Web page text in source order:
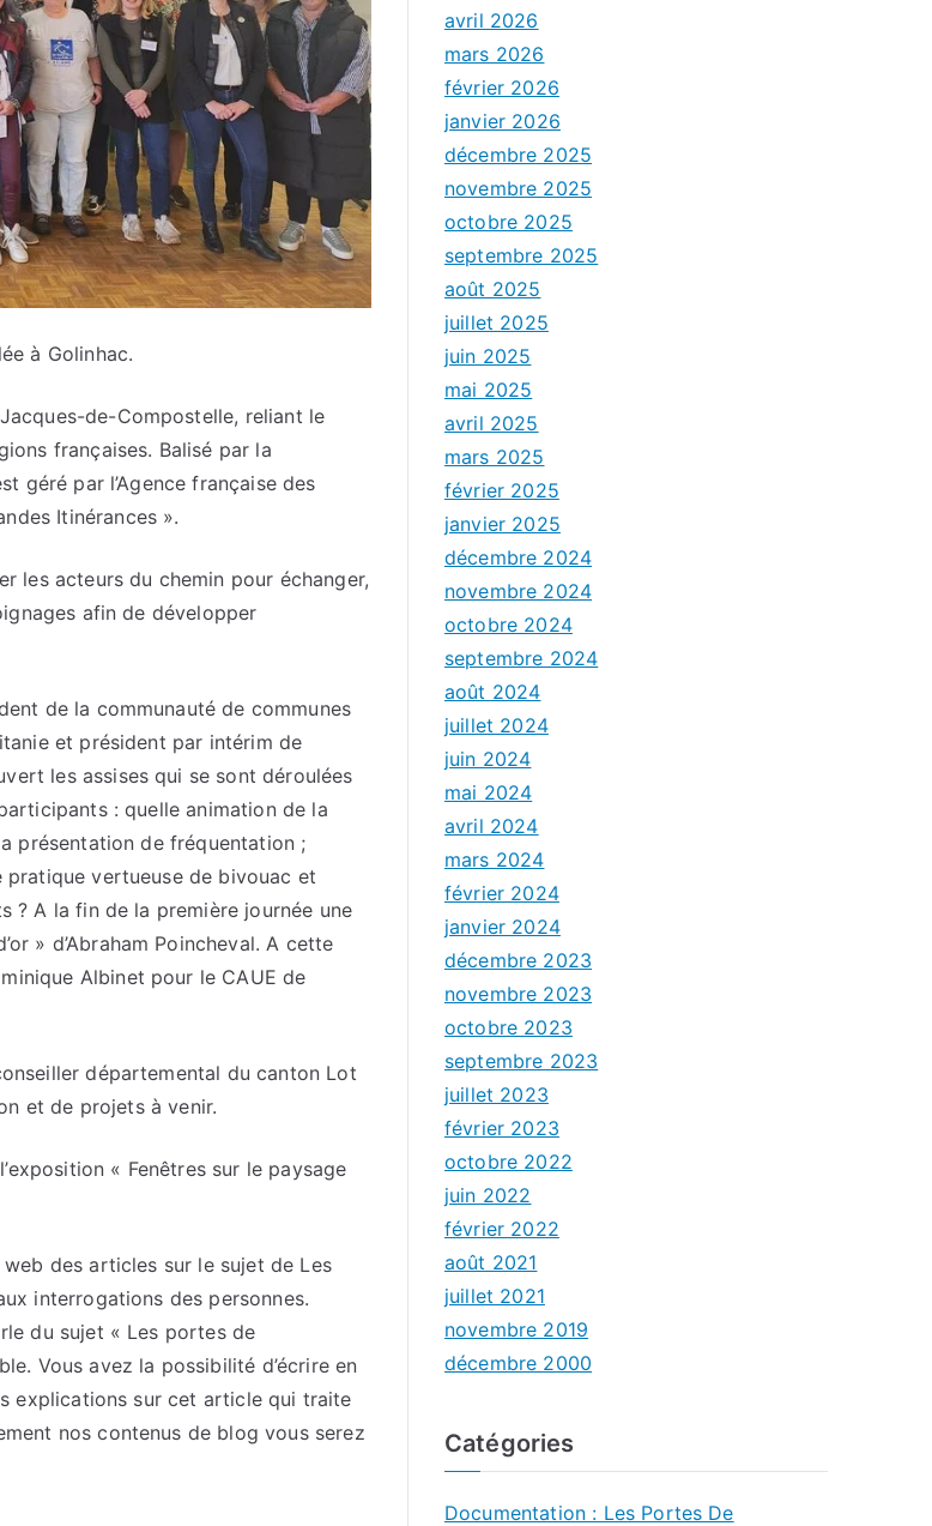
à Golinhac.
de-Compostelle, reliant le
françaises. Balisé par la
géré par l’Agence française des
Itinérances ».
les acteurs du chemin pour échanger,
afin de développer
de la communauté de communes
et président par intérim de
les assises qui se sont déroulées
: quelle animation de la
présentation de fréquentation ;
pratique vertueuse de bivouac et
? A la fin de la première journée une
» d’Abraham Poincheval. A cette
Albinet pour le CAUE de
départemental du canton Lot
et de projets à venir.
« Fenêtres sur le paysage
des articles sur le sujet de Les
interrogations des personnes.
du sujet « Les portes de
Vous avez la possibilité d’écrire en
explications sur cet article qui traite
nos contenus de blog vous serez
avril 2026
mars 2026
février 2026
janvier 2026
décembre 2025
novembre 2025
octobre 2025
septembre 2025
août 2025
juillet 2025
juin 2025
mai 2025
avril 2025
mars 2025
février 2025
janvier 2025
décembre 2024
novembre 2024
octobre 2024
septembre 2024
août 2024
juillet 2024
juin 2024
mai 2024
avril 2024
mars 2024
février 2024
janvier 2024
décembre 2023
novembre 2023
octobre 2023
septembre 2023
juillet 2023
février 2023
octobre 2022
juin 2022
février 2022
août 2021
juillet 2021
novembre 2019
décembre 2000
Catégories
Documentation : Les Portes De